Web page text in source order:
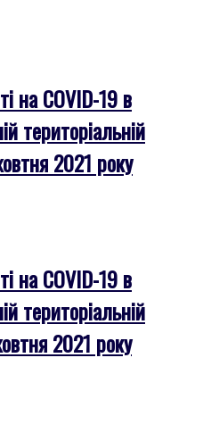
на COVID-19 в
територіальній
2021 року
на COVID-19 в
територіальній
2021 року